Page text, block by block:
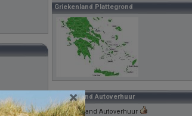
Griekenland Plattegrond
Griekenland Autoverhuur
-Griekenland Autoverhuur
×